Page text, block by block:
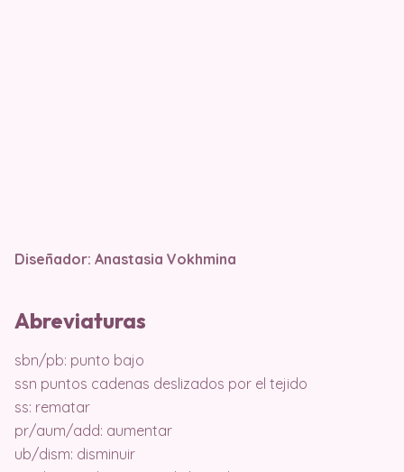
Diseñador: Anastasia Vokhmina
Abreviaturas
sbn/pb: punto bajo
ssn puntos cadenas deslizados por el tejido
ss: rematar
pr/aum/add: aumentar
ub/dism: disminuir